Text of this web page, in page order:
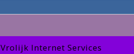
Vrolijk Internet Services